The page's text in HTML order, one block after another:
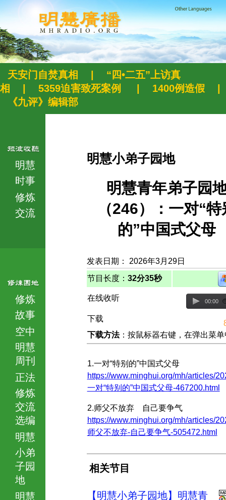
天安门自焚真相
“四•二五”上访真
相
5359迫害致死案例 1400例造假
《九评》编辑部
明慧
时事
修炼
交流
修炼
故事
空中
明慧
周刊
正法
修炼
交流
选编
明慧
小弟
子园
地
明慧
明慧小弟子园地
明慧青年弟子园
（246）：一对“特
的”中国式父母
发表日期： 2026年3月29日
节目长度： 32分35秒
在线收听 00:00
下载
下载方法：按鼠标器右键，在弹出菜
1.一对“特别的”中国式父母
https://www.minghui.org/mh/articles/
一对“特别的”中国式父母-467200.html
2.师父不放弃 自己要争气
https://www.minghui.org/mh/articles/
师父不放弃-自己要争气-505472.html
相关节目
【明慧小弟子园地】明慧青